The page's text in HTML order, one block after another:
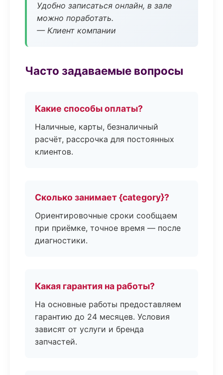
Удобно записаться онлайн, в зале
можно поработать.
— Клиент компании
Часто задаваемые вопросы
Какие способы оплаты?
Наличные, карты, безналичный
расчёт, рассрочка для постоянных
клиентов.
Сколько занимает {category}?
Ориентировочные сроки сообщаем
при приёмке, точное время — после
диагностики.
Какая гарантия на работы?
На основные работы предоставляем
гарантию до 24 месяцев. Условия
зависят от услуги и бренда
запчастей.